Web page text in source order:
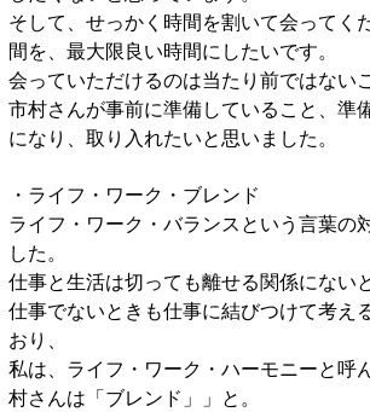
そして、せっかく時間を割いて会ってく
間を、最大限良い時間にしたいです。
会っていただけるのは当たり前ではないこ
市村さんが事前に準備していること、準
になり、取り入れたいと思いました。
・ライフ・ワーク・ブレンド
ライフ・ワーク・バランスという言葉の
した。
仕事と生活は切っても離せる関係にない
仕事でないときも仕事に結びつけて考え
おり、
私は、ライフ・ワーク・ハーモニーと呼
村さんは「ブレンド」」と。